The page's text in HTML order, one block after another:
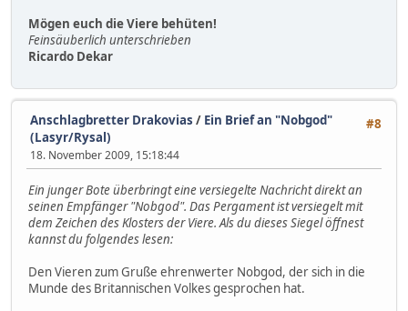
Mögen euch die Viere behüten!
Feinsäuberlich unterschrieben
Ricardo Dekar
#8
Anschlagbretter Drakovias / Ein Brief an "Nobgod"
(Lasyr/Rysal)
18. November 2009, 15:18:44
Ein junger Bote überbringt eine versiegelte Nachricht direkt an
seinen Empfänger "Nobgod". Das Pergament ist versiegelt mit
dem Zeichen des Klosters der Viere. Als du dieses Siegel öffnest
kannst du folgendes lesen:
Den Vieren zum Gruße ehrenwerter Nobgod, der sich in die
Munde des Britannischen Volkes gesprochen hat.